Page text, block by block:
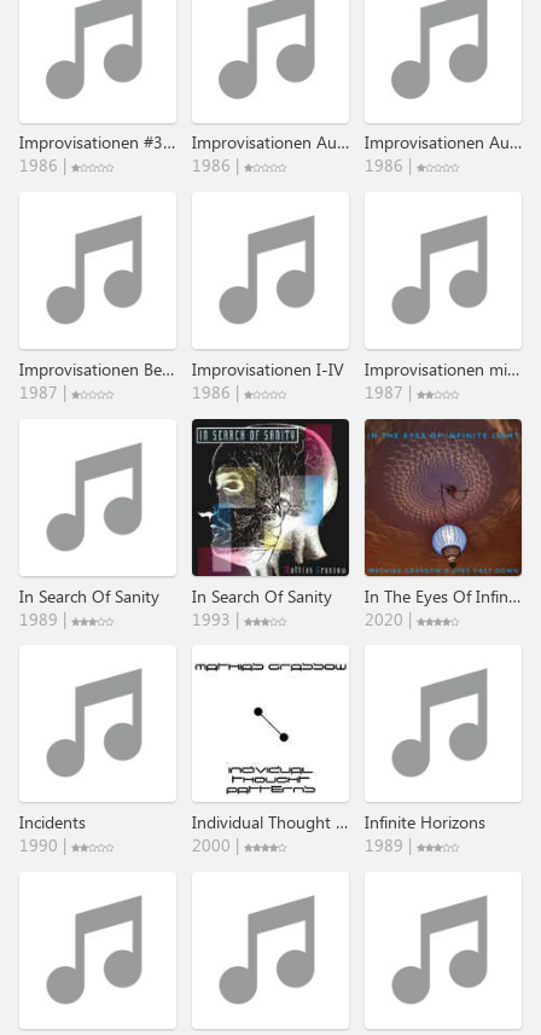
Improvisationen #3 & #4
1986 |
Improvisationen Auf Der Sirr-Zither
1986 |
Improvisationen Auf Der Sirr-Zither II
1986 |
Improvisationen Beate Und Mathias
1987 |
Improvisationen I-IV
1986 |
Improvisationen mit Koto & Stimme
1987 |
In Search Of Sanity
1989 |
In Search Of Sanity
1993 |
In The Eyes Of Infinite Light
2020 |
Incidents
1990 |
Individual Thought Patterns
2000 |
Infinite Horizons
1989 |